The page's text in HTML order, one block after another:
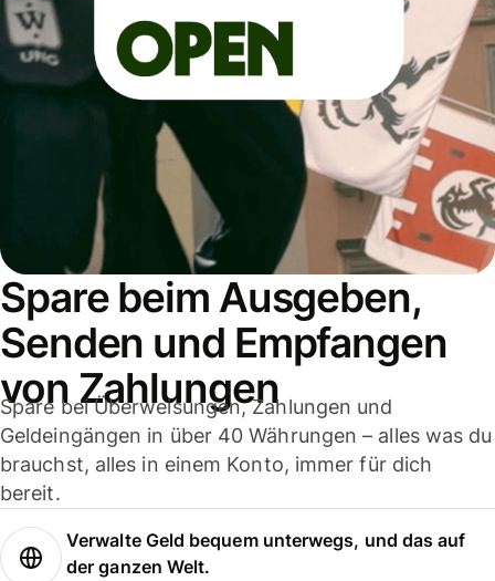
Spare beim Ausgeben,
Senden und Empfangen
von Zahlungen
Spare bei Überweisungen, Zahlungen und
Geldeingängen in über 40 Währungen – alles was du
brauchst, alles in einem Konto, immer für dich
bereit.
Verwalte Geld bequem unterwegs, und das auf
der ganzen Welt.